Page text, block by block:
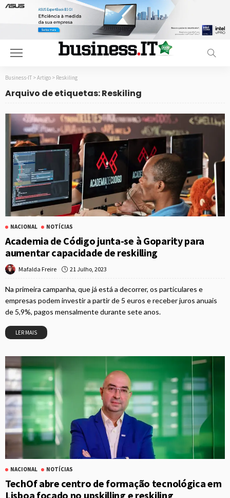
Business-IT > Artigo > Reskiling
Arquivo de etiquetas: Reskiling
NACIONAL NOTÍCIAS
Academia de Código junta-se à Goparity para
aumentar capacidade de reskilling
Mafalda Freire 21 Julho, 2023
Na primeira campanha, que já está a decorrer, os particulares e
empresas podem investir a partir de 5 euros e receber juros anuais
de 5,9%, pagos mensalmente durante sete anos.
LER MAIS
NACIONAL NOTÍCIAS
TechOf abre centro de formação tecnológica em
Lisboa focado no upskilling e reskiling